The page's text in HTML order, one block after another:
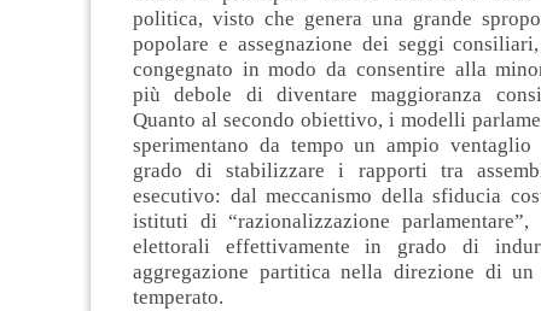
politica, visto che genera una grande
popolare e assegnazione dei seggi
congegnato in modo da consentire alla
più debole di diventare maggioranza
Quanto al secondo obiettivo, i modelli
sperimentano da tempo un ampio
grado di stabilizzare i rapporti tra
esecutivo: dal meccanismo della sfiducia
istituti di “razionalizzazione
elettorali effettivamente in grado di
aggregazione partitica nella direzione di
temperato.